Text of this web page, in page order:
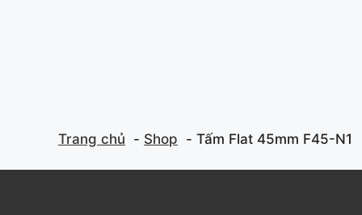
Trang chủ Shop Tấm Flat 45mm F45-N1